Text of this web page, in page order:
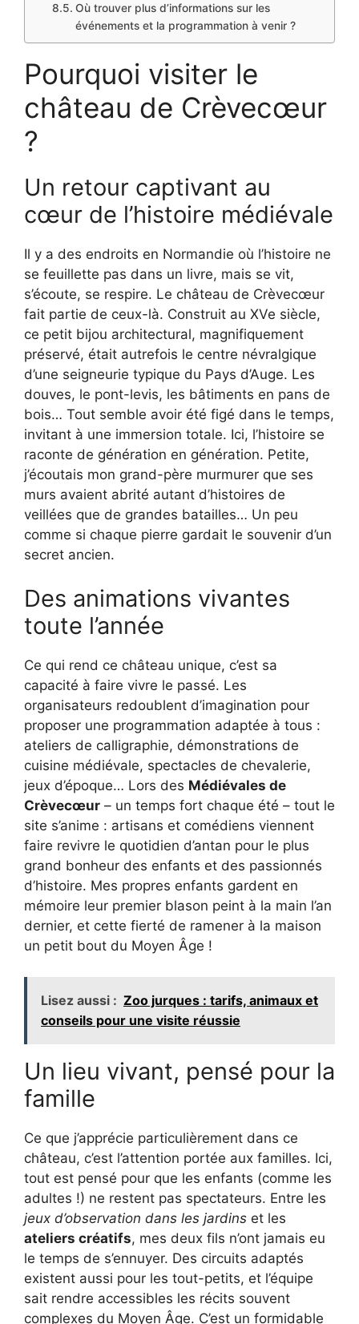
Où trouver plus d’informations sur les
événements et la programmation à venir ?
Pourquoi visiter le
château de Crèvecœur
?
Un retour captivant au
cœur de l’histoire médiévale
Il y a des endroits en Normandie où l’histoire ne
se feuillette pas dans un livre, mais se vit,
s’écoute, se respire. Le château de Crèvecœur
fait partie de ceux-là. Construit au XVe siècle,
ce petit bijou architectural, magnifiquement
préservé, était autrefois le centre névralgique
d’une seigneurie typique du Pays d’Auge. Les
douves, le pont-levis, les bâtiments en pans de
bois… Tout semble avoir été figé dans le temps,
invitant à une immersion totale. Ici, l’histoire se
raconte de génération en génération. Petite,
j’écoutais mon grand-père murmurer que ses
murs avaient abrité autant d’histoires de
veillées que de grandes batailles… Un peu
comme si chaque pierre gardait le souvenir d’un
secret ancien.
Des animations vivantes
toute l’année
Ce qui rend ce château unique, c’est sa
capacité à faire vivre le passé. Les
organisateurs redoublent d’imagination pour
proposer une programmation adaptée à tous :
ateliers de calligraphie, démonstrations de
cuisine médiévale, spectacles de chevalerie,
jeux d’époque… Lors des Médiévales de
Crèvecœur – un temps fort chaque été – tout le
site s’anime : artisans et comédiens viennent
faire revivre le quotidien d’antan pour le plus
grand bonheur des enfants et des passionnés
d’histoire. Mes propres enfants gardent en
mémoire leur premier blason peint à la main l’an
dernier, et cette fierté de ramener à la maison
un petit bout du Moyen Âge !
Lisez aussi : Zoo jurques : tarifs, animaux et
conseils pour une visite réussie
Un lieu vivant, pensé pour la
famille
Ce que j’apprécie particulièrement dans ce
château, c’est l’attention portée aux familles. Ici,
tout est pensé pour que les enfants (comme les
adultes !) ne restent pas spectateurs. Entre les
jeux d’observation dans les jardins et les
ateliers créatifs, mes deux fils n’ont jamais eu
le temps de s’ennuyer. Des circuits adaptés
existent aussi pour les tout-petits, et l’équipe
sait rendre accessibles les récits souvent
complexes du Moyen Âge. C’est un formidable